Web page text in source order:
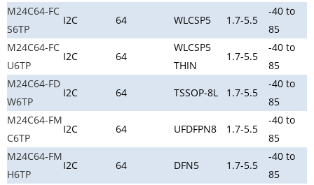
M24C64-FC
S6TP
I2C 64 WLCSP5 1.7-5.5
-40 to
85
M24C64-FC
U6TP
I2C 64
WLCSP5
THIN
1.7-5.5
-40 to
85
M24C64-FD
W6TP
I2C 64 TSSOP-8L 1.7-5.5
-40 to
85
M24C64-FM
C6TP
I2C 64 UFDFPN8 1.7-5.5
-40 to
85
M24C64-FM
H6TP
I2C 64 DFN5 1.7-5.5
-40 to
85